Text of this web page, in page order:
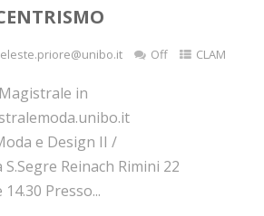
Off CLAM
in
e Design II /
Reinach Rimini 22
Presso...